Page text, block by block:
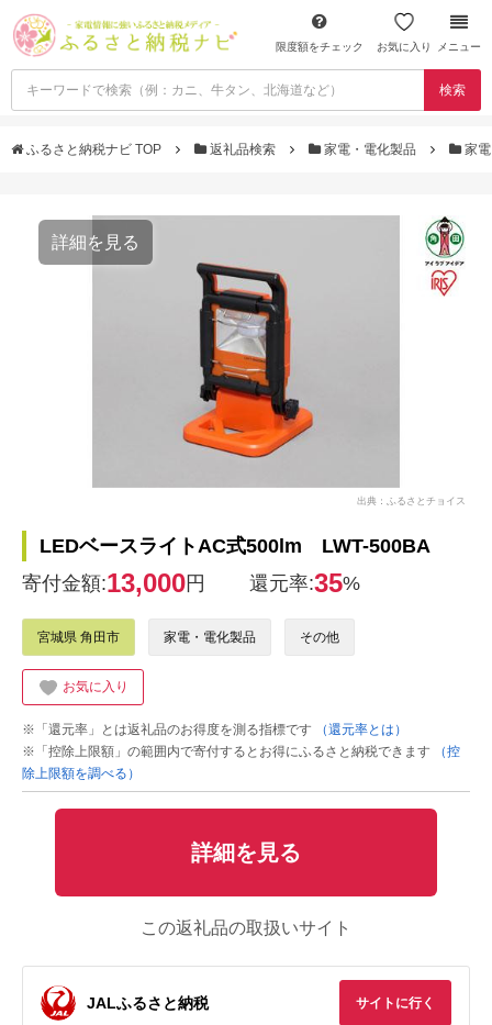
限度額をチェック お気に入り メニュー
検索
ふるさと納税ナビ TOP 返礼品検索 家電・電化製品 家電
詳細を見る
出典：ふるさとチョイス
LEDベースライトAC式500lm LWT-500BA
寄付金額:13,000円 還元率:35%
宮城県 角田市 家電・電化製品 その他
お気に入り
※「還元率」とは返礼品のお得度を測る指標です
（還元率とは）
※「控除上限額」の範囲内で寄付するとお得にふるさと納税できます
（控
除上限額を調べる）
詳細を見る
この返礼品の取扱いサイト
JALふるさと納税 サイトに行く